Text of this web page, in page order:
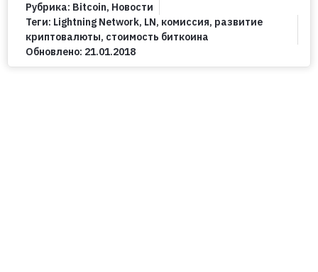
Рубрика: Bitcoin, Новости
Теги: Lightning Network, LN, комиссия, развитие
криптовалюты, стоимость биткоина
Обновлено: 21.01.2018